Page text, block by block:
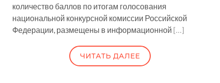
количество баллов по итогам голосования
национальной конкурсной комиссии Российской
Федерации, размещены в информационной […]
ЧИТАТЬ ДАЛЕЕ